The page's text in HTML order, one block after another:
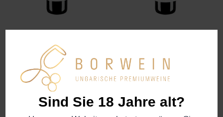
Sind Sie 18 Jahre alt?
Merlot 2016,
Günczer
€54,00
€ 18,00